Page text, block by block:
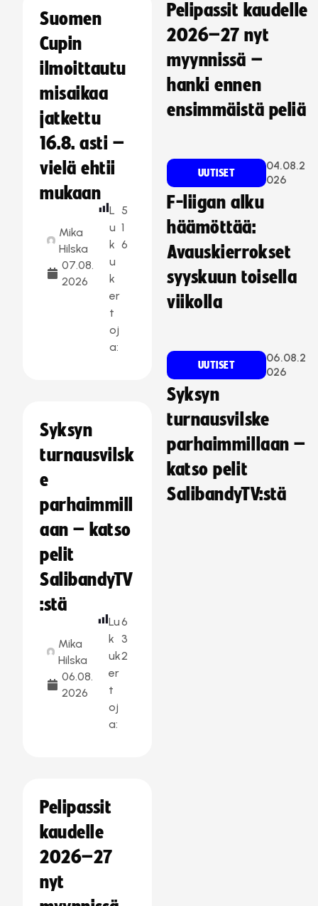
Suomen
Cupin
ilmoittautu
misaikaa
jatkettu
16.8. asti –
vielä ehtii
mukaan
Mika
Hilska
07.08.
2026
L
u
k
u
k
er
t
oj
a:
5
1
6
Syksyn
turnausvilsk
e
parhaimmill
aan – katso
pelit
SalibandyTV
:stä
Mika
Hilska
06.08.
2026
Lu
k
uk
er
t
oj
a:
6
3
2
Pelipassit
kaudelle
2026–27
nyt
Pelipassit kaudelle
2026–27 nyt
myynnissä –
hanki ennen
ensimmäistä peliä
UUTISET
04.08.2
026
F-liigan alku
häämöttää:
Avauskierrokset
syyskuun toisella
viikolla
UUTISET
06.08.2
026
Syksyn
turnausvilske
parhaimmillaan –
katso pelit
SalibandyTV:stä